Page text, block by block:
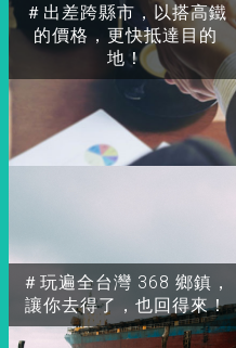
＃出差跨縣市，以搭高鐵
的價格，更快抵達目的
地！
＃玩遍全台灣 368 鄉鎮，
讓你去得了，也回得來！